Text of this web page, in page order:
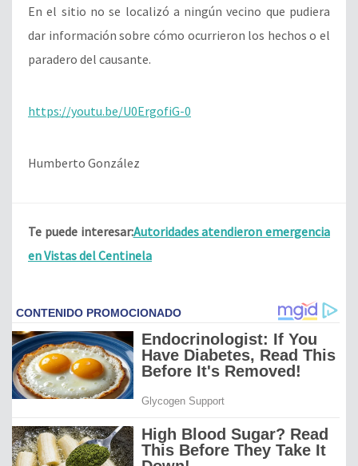
En el sitio no se localizó a ningún vecino que pudiera
dar información sobre cómo ocurrieron los hechos o el
paradero del causante.
https://youtu.be/U0ErgofiG-0
Humberto González
Te puede interesar:Autoridades atendieron emergencia
en Vistas del Centinela